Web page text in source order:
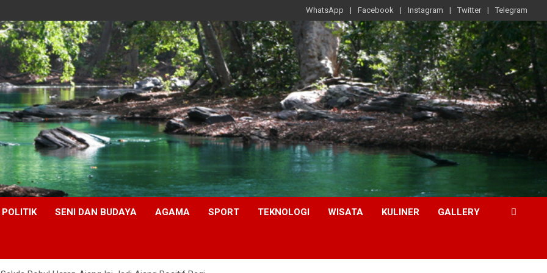
WhatsApp Facebook Instagram Twitter Telegram
POLITIK SENI DAN BUDAYA AGAMA SPORT TEKNOLOGI WISATA KULINER GALLERY